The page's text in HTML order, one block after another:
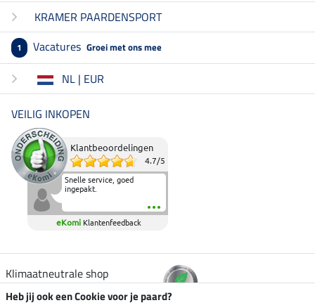
KRAMER PAARDENSPORT
1 Vacatures Groei met ons mee
NL | EUR
VEILIG INKOPEN
Klantbeoordelingen
4.7/5
Snelle service, goed
ingepakt.
eKomi Klantenfeedback
Klimaatneutrale shop
Heb jij ook een Cookie voor je paard?